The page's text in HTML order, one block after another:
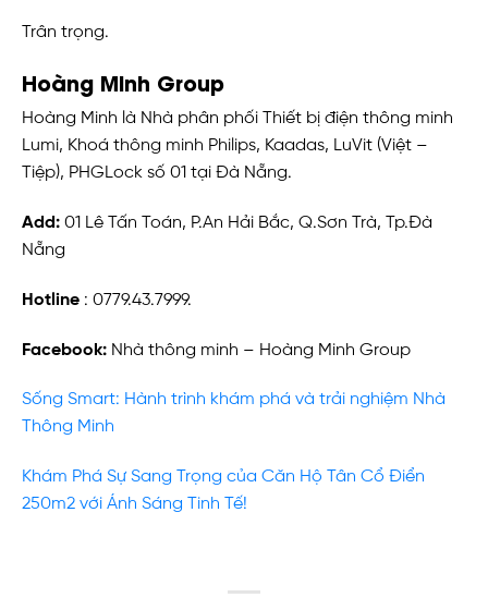
Trân trọng.
Hoàng Minh Group
Hoàng Minh là Nhà phân phối Thiết bị điện thông minh
Lumi, Khoá thông minh Philips, Kaadas, LuVit (Việt –
Tiệp), PHGLock số 01 tại Đà Nẵng.
Add: 01 Lê Tấn Toán, P.An Hải Bắc, Q.Sơn Trà, Tp.Đà
Nẵng
Hotline : 0779.43.7999.
Facebook: Nhà thông minh – Hoàng Minh Group
Sống Smart: Hành trình khám phá và trải nghiệm Nhà
Thông Minh
Khám Phá Sự Sang Trọng của Căn Hộ Tân Cổ Điển
250m2 với Ánh Sáng Tinh Tế!